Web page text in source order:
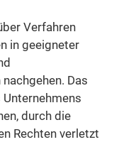
Verfahren
in geeigneter
Das
durch die
Rechten verletzt